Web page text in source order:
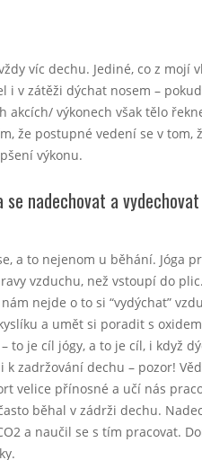
víc dechu. Jediné, co z mojí
i v zátěži dýchat nosem –
akcích/ výkonech však tělo
že postupné vedení se v tom,
výkonu.
se nadechovat a
a to nejenom u běhání. Jóga
vzduchu, než vstoupí do
nejde o to si “vydýchat”
a umět si poradit s
to je cíl jógy, a to je cíl, i když
k zadržování dechu – pozor!
velice přínosné a učí nás
běhal v zádrži dechu.
a naučil se s tím pracovat.